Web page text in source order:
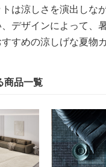
は涼しさを演出しな
デザインによって、
すめの涼しげな夏物
商品一覧